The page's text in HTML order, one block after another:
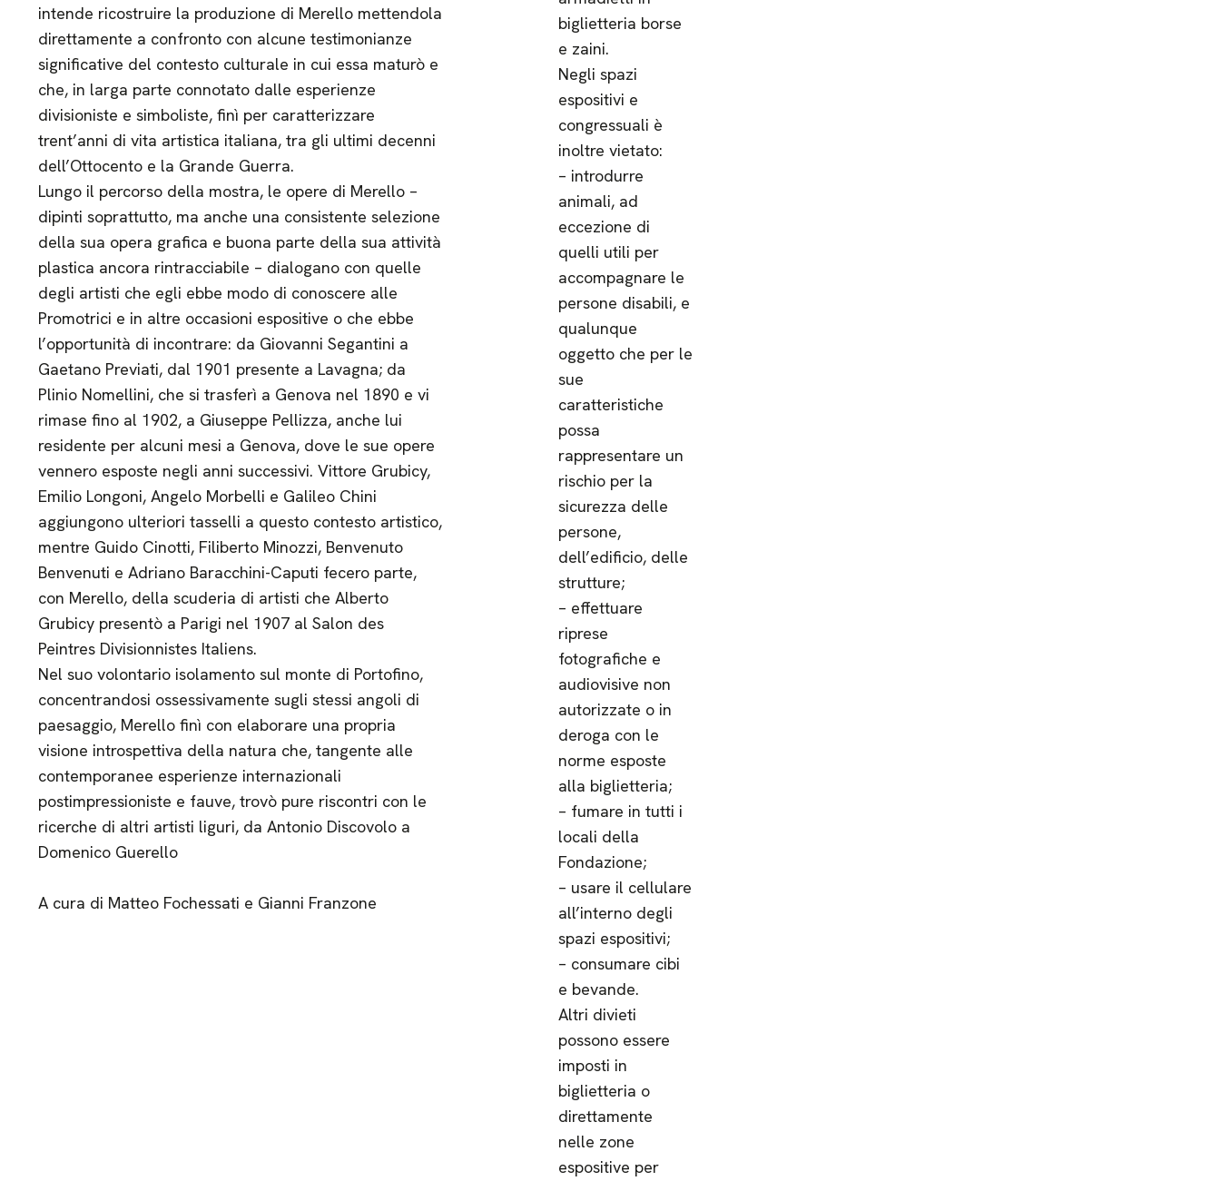
intende ricostruire la produzione di Merello mettendola
direttamente a confronto con alcune testimonianze
significative del contesto culturale in cui essa maturò e
che, in larga parte connotato dalle esperienze
divisioniste e simboliste, finì per caratterizzare
trent’anni di vita artistica italiana, tra gli ultimi decenni
dell’Ottocento e la Grande Guerra.
Lungo il percorso della mostra, le opere di Merello –
dipinti soprattutto, ma anche una consistente selezione
della sua opera grafica e buona parte della sua attività
plastica ancora rintracciabile – dialogano con quelle
degli artisti che egli ebbe modo di conoscere alle
Promotrici e in altre occasioni espositive o che ebbe
l’opportunità di incontrare: da Giovanni Segantini a
Gaetano Previati, dal 1901 presente a Lavagna; da
Plinio Nomellini, che si trasferì a Genova nel 1890 e vi
rimase fino al 1902, a Giuseppe Pellizza, anche lui
residente per alcuni mesi a Genova, dove le sue opere
vennero esposte negli anni successivi. Vittore Grubicy,
Emilio Longoni, Angelo Morbelli e Galileo Chini
aggiungono ulteriori tasselli a questo contesto artistico,
mentre Guido Cinotti, Filiberto Minozzi, Benvenuto
Benvenuti e Adriano Baracchini-Caputi fecero parte,
con Merello, della scuderia di artisti che Alberto
Grubicy presentò a Parigi nel 1907 al Salon des
Peintres Divisionnistes Italiens.
Nel suo volontario isolamento sul monte di Portofino,
concentrandosi ossessivamente sugli stessi angoli di
paesaggio, Merello finì con elaborare una propria
visione introspettiva della natura che, tangente alle
contemporanee esperienze internazionali
postimpressioniste e fauve, trovò pure riscontri con le
ricerche di altri artisti liguri, da Antonio Discovolo a
Domenico Guerello
A cura di Matteo Fochessati e Gianni Franzone
biglietteria borse
e zaini.
Negli spazi
espositivi e
congressuali è
inoltre vietato:
– introdurre
animali, ad
eccezione di
quelli utili per
accompagnare le
persone disabili, e
qualunque
oggetto che per le
sue
caratteristiche
possa
rappresentare un
rischio per la
sicurezza delle
persone,
dell’edificio, delle
strutture;
– effettuare
riprese
fotografiche e
audiovisive non
autorizzate o in
deroga con le
norme esposte
alla biglietteria;
– fumare in tutti i
locali della
Fondazione;
– usare il cellulare
all’interno degli
spazi espositivi;
– consumare cibi
e bevande.
Altri divieti
possono essere
imposti in
biglietteria o
direttamente
nelle zone
espositive per